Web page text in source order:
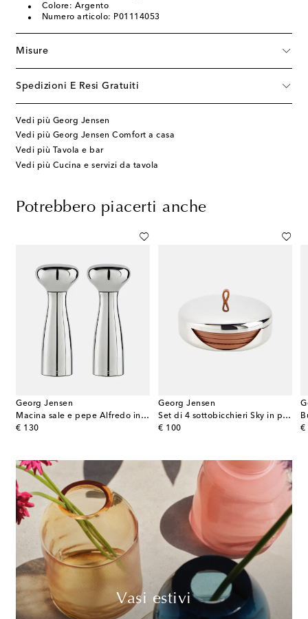
Colore: Argento
Numero articolo: P01114053
Misure
Spedizioni E Resi Gratuiti
Vedi più Georg Jensen
Vedi più Georg Jensen Comfort a casa
Vedi più Tavola e bar
Vedi più Cucina e servizi da tavola
Potrebbero piacerti anche
Georg Jensen
Macina sale e pepe Alfredo in acciaio inox
€ 130
original price
Georg Jensen
Set di 4 sottobicchieri Sky in pelle
€ 100
original price €
Vasi estivi